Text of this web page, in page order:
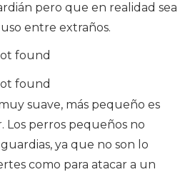
pero que en realidad sea
entre extraños.
found
found
suave, más pequeño es
Los perros pequeños no
ya que no son lo
como para atacar a un